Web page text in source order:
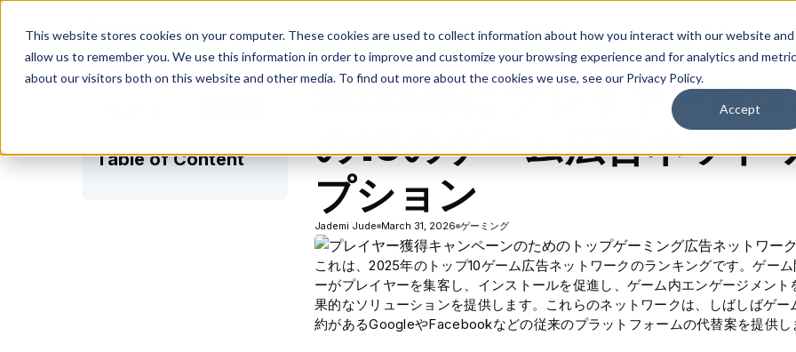
This website stores cookies on your computer. These cookies are used to collect information about how you interact with our website and
allow us to remember you. We use this information in order to improve and customize your browsing experience and for analytics and
about our visitors both on this website and other media. To find out more about the cookies we use, see our Privacy Policy.
Accept
솔루션 플랫폼 리소스
Table of Content
2025年にプレイヤー獲
の10のゲーム広告ネット
プション
Jademi Jude March 31, 2026 ゲーミング
これは、2025年のトップ10ゲーム広告ネットワークのランキングです。ゲー
ーがプレイヤーを集客し、インストールを促進し、ゲーム内エンゲージメン
果的なソリューションを提供します。これらのネットワークは、しばしばゲ
約があるGoogleやFacebookなどの従来のプラットフォームの代替案を提供し